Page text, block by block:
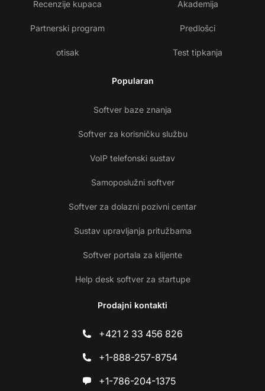
Recenzije kupaca
Partnerski program
otisak
Akademija
Predlošci
Test tipkanja
Popularan
Softver baze znanja
Softver za korisničku službu
VoIP telefonski sustav
Samoposlužni softver
Softver za dolazni pozivni centar
Sustav upravljanja pritužbama
Softver portala za klijente
Help desk softver za startupe
Prodajni kontakti
+421 2 33 456 826
+1-888-257-8754
+1-786-204-1375